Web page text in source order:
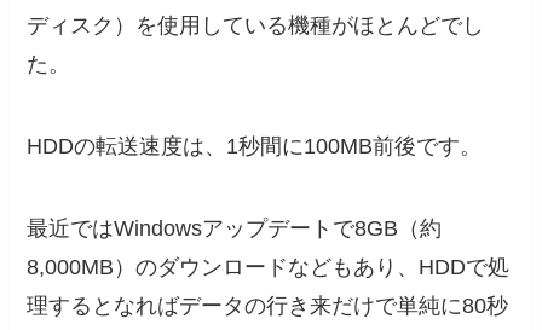
ディスク）を使用している機種がほとんどでし
た。
HDDの転送速度は、1秒間に100MB前後です。
最近ではWindowsアップデートで8GB（約
8,000MB）のダウンロードなどもあり、HDDで処
理するとなればデータの行き来だけで単純に80秒